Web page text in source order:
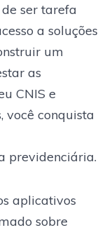
ser tarefa
a soluções
um
as
CNIS e
você conquista
previdenciária.
aplicativos
sobre